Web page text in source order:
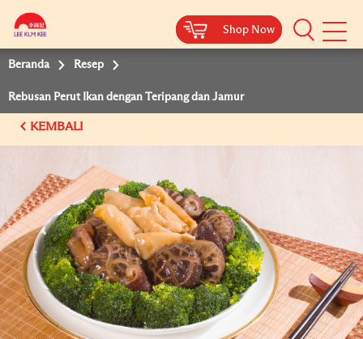
Shop Now
Shop Now
Beranda Resep
Rebusan Perut Ikan dengan Teripang dan Jamur
KEMBALI